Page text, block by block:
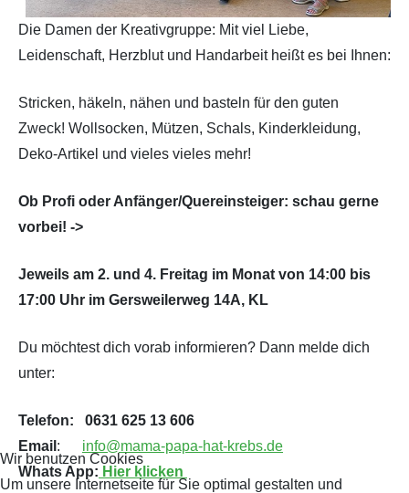
Die Damen der Kreativgruppe: Mit viel Liebe,
Leidenschaft, Herzblut und Handarbeit heißt es bei Ihnen:
Stricken, häkeln, nähen und basteln für den guten
Zweck! Wollsocken, Mützen, Schals, Kinderkleidung,
Deko-Artikel und vieles vieles mehr!
Ob Profi oder Anfänger/Quereinsteiger: schau gerne
vorbei! ->
Jeweils am 2. und 4. Freitag im Monat von 14:00 bis
17:00 Uhr im Gersweilerweg 14A, KL
Du möchtest dich vorab informieren? Dann melde dich
unter:
Telefon: 0631 625 13 606
Email : info@mama-papa-hat-krebs.de
Whats App: Hier klicken
Wir benutzen Cookies
Um unsere Internetseite für Sie optimal gestalten und
Archiv 2015
Archiv 2014